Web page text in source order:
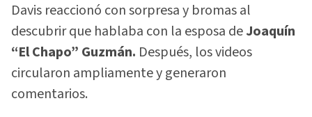
Davis reaccionó con sorpresa y bromas al
descubrir que hablaba con la esposa deJoaquín
“El Chapo” Guzmán. Después, los videos
circularon ampliamente y generaron
comentarios.